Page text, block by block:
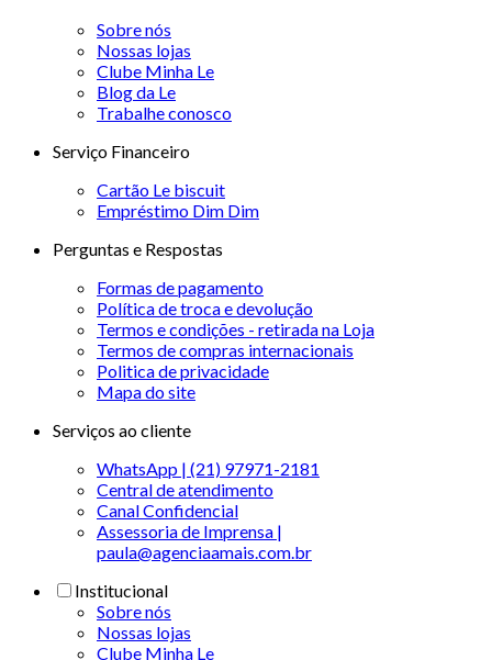
Sobre nós
Nossas lojas
Clube Minha Le
Blog da Le
Trabalhe conosco
Serviço Financeiro
Cartão Le biscuit
Empréstimo Dim Dim
Perguntas e Respostas
Formas de pagamento
Política de troca e devolução
Termos e condições - retirada na Loja
Termos de compras internacionais
Politica de privacidade
Mapa do site
Serviços ao cliente
WhatsApp | (21) 97971-2181
Central de atendimento
Canal Confidencial
Assessoria de Imprensa |
paula@agenciaamais.com.br
Institucional
Sobre nós
Nossas lojas
Clube Minha Le